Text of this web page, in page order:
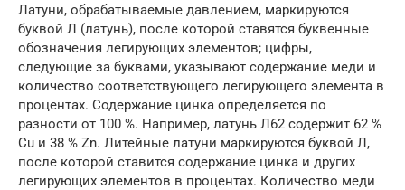
Латуни, обрабатываемые давлением, маркируются
буквой Л (латунь), после которой ставятся буквенные
обозначения легирующих элементов; цифры,
следующие за буквами, указывают содержание меди и
количество соответствующего легирующего элемента в
процентах. Содержание цинка определяется по
разности от 100 %. Например, латунь Л62 содержит 62 %
Сu и 38 % Zn. Литейные латуни маркируются буквой Л,
после которой ставится содержание цинка и других
легирующих элементов в процентах. Количество меди